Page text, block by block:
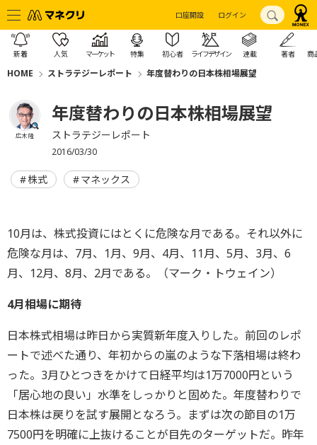
口座開設 ログイン
新着 人気 マーケット 特集 初心者 ライフデザイン 連載 著者 商
HOME ストラテジーレポート 年度替わりの日本株相場展望
広木 隆
年度替わりの日本株相場展望
ストラテジーレポート
2016/03/30
株式 マネックス
10月は、株式投資にはとくに危険な月である。それ以外に
危険な月は、7月、1月、9月、4月、11月、5月、3月、6
月、12月、8月、2月である。（マーク・トウェイン）
4月相場に期待
日本株式相場は昨日から実質新年度入りした。前回のレポ
ートで述べた通り、年初からの嵐のような下落相場は終わ
った。3月ひとつきをかけて日経平均は1万7000円という
「居心地の良い」水準をしっかりと固めた。年度替わりで
日本株は戻りを試す展開となろう。まずは次の節目の1万
7500円を明確に上抜けることが目先のターゲットだ。昨年